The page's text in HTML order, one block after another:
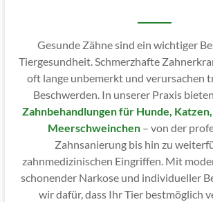
Gesunde Zähne sind ein wichtiger
Tiergesundheit. Schmerzhafte
oft lange unbemerkt und verursachen
Beschwerden. In unserer Praxis
Zahnbehandlungen für Hunde,
Meerschweinchen– von der
Zahnsanierung bis hin zu
zahnmedizinischen Eingriffen. Mit
schonender Narkose und individueller
wir dafür, dass Ihr Tier bestmöglich